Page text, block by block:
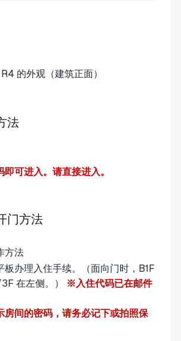
法
可进入。请直接进入。
门方法
板办理入住手续。（面向门时，B1F
在左侧。）
※入住代码已在邮件
间的密码，请务必记下或拍照保